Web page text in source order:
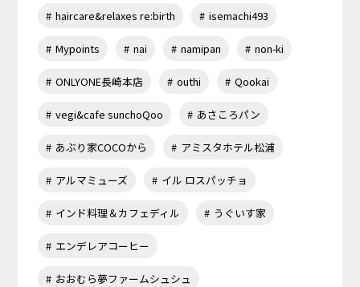
haircare&relaxes re:birth isemachi493
Mypoints nai namipan non-ki
ONLYONE長崎本店 outhi Qookai
vegi&cafe sunchoQoo あさころパン
あぶり家COCOから アミスタホテル松浦
アルマミューズ イル ロスパッチョ
インド料理＆カフェディル うぐいす家
エンデレアコーヒー
おおむら夢ファームシュシュ